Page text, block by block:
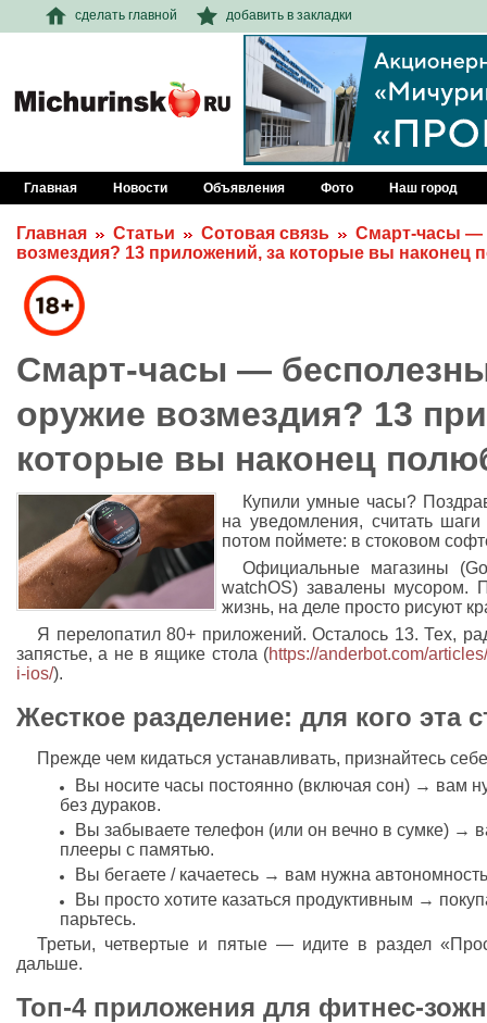
сделать главной добавить в закладки
Главная Новости Объявления Фото Наш город
Главная Статьи Сотовая связь
Смарт-часы —
возмездия? 13 приложений, за которые вы наконец
Смарт-часы —
оружие возмездия? 13
которые вы наконец
Купили умные часы?
на уведомления, считать
потом поймете: в стоковом
Официальные магазины
watchOS) завалены мусором.
жизнь, на деле просто рисуют
Я перелопатил 80+ приложений. Осталось 13. Тех,
запястье, а не в ящике стола (https://anderbot.com/
i-ios/).
Жесткое разделение: для кого эта
Прежде чем кидаться устанавливать, признайтесь
Вы носите часы постоянно (включая сон) → вам
без дураков.
Вы забываете телефон (или он вечно в сумке) →
плееры с памятью.
Вы бегаете / качаетесь → вам нужна
Вы просто хотите казаться продуктивным →
парьтесь.
Третьи, четвертые и пятые — идите в раздел
дальше.
Топ-4 приложения для фитнес-